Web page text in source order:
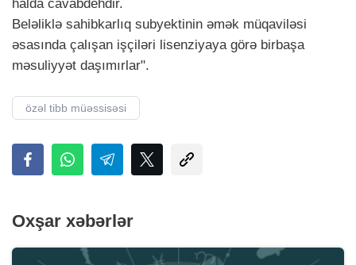
halda cavabdehdir.
Beləliklə sahibkarlıq subyektinin əmək müqaviləsi
əsasında çalışan işçiləri lisenziyaya görə birbaşa
məsuliyyət daşımırlar".
özəl tibb müəssisəsi
Oxşar xəbərlər